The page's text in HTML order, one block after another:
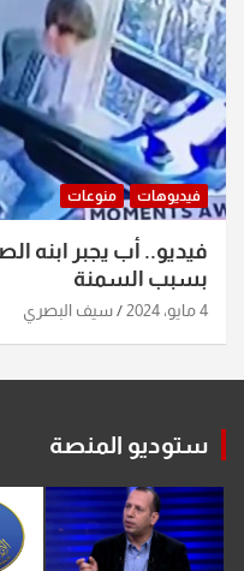
فيديوهات منوعات
فيديو.. أب يجبر ابنه
بسبب السمنة
4 مايو، 2024 سيف البصري
ستوديو المنصة